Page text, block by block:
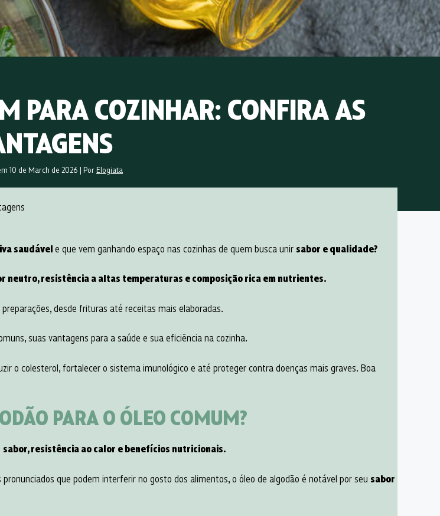
PARA COZINHAR​: CONFIRA AS
10 de March de 2026 | Por Elogiata
saudável e que vem ganhando espaço nas cozinhas de quem busca unir sabor e qualidade?
neutro, resistência a altas temperaturas e composição rica em nutrientes.
desde frituras até receitas mais elaboradas.
suas vantagens para a saúde e sua eficiência na cozinha.
o colesterol, fortalecer o sistema imunológico e até proteger contra doenças mais graves. Boa
PARA O ÓLEO COMUM?
sabor, resistência ao calor e benefícios nutricionais.
que podem interferir no gosto dos alimentos, o óleo de algodão é notável por seu sabor